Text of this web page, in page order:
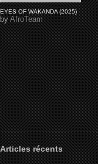
EYES OF WAKANDA (2025)
byAfroTeam
Articles récents